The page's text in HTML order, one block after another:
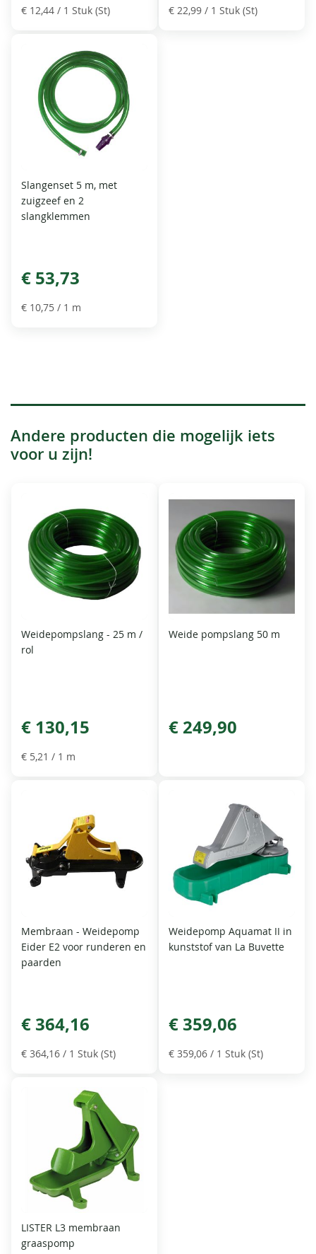
€ 12,44 / 1 Stuk (St) € 22,99 / 1 Stuk (St)
Slangenset 5 m, met
zuigzeef en 2
slangklemmen
€ 53,73
€ 10,75 / 1 m
Andere producten die mogelijk iets
voor u zijn!
Weidepompslang - 25 m /
rol
€ 130,15
€ 5,21 / 1 m
Weide pompslang 50 m
€ 249,90
Membraan - Weidepomp
Eider E2 voor runderen en
paarden
€ 364,16
€ 364,16 / 1 Stuk (St)
Weidepomp Aquamat II in
kunststof van La Buvette
€ 359,06
€ 359,06 / 1 Stuk (St)
LISTER L3 membraan
graaspomp